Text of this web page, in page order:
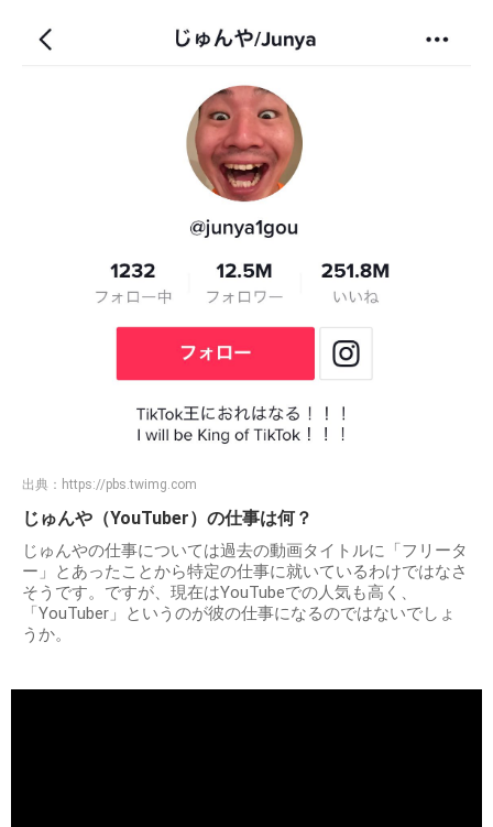
出典： https://pbs.twimg.com
じゅんや（YouTuber）の仕事は何？
じゅんやの仕事については過去の動画タイトルに「フリータ
ー」とあったことから特定の仕事に就いているわけではなさ
そうです。ですが、現在はYouTubeでの人気も高く、
「YouTuber」というのが彼の仕事になるのではないでしょ
うか。